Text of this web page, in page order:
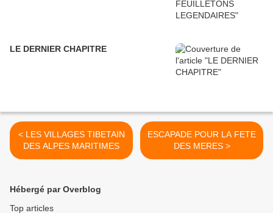
LE DERNIER CHAPITRE
< LES VILLAGES TIBETAIN
DES ALPES MARITIMES
ESCAPADE POUR LA FETE
DES MERES >
Hébergé par Overblog
Top articles